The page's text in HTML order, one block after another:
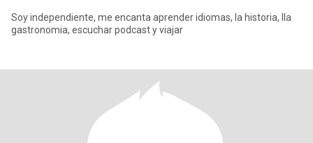
Soy independiente, me encanta aprender idiomas, la historia, lla
gastronomia, escuchar podcast y viajar